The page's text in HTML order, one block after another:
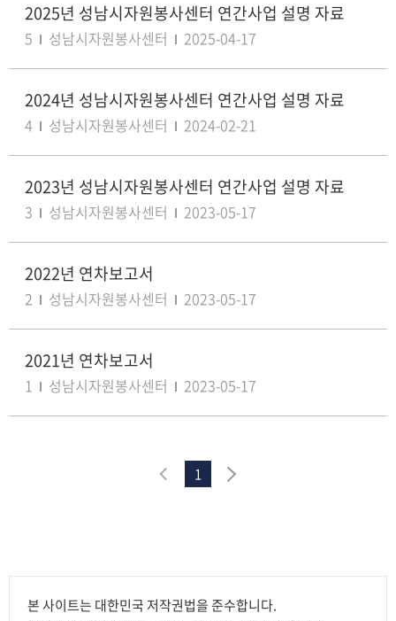
사이트정보
회원관리
오시는길
2025년 성남시자원봉사센터 연간사업 설명 자료
5 성남시자원봉사센터 2025-04-17
2024년 성남시자원봉사센터 연간사업 설명 자료
4 성남시자원봉사센터 2024-02-21
2023년 성남시자원봉사센터 연간사업 설명 자료
3 성남시자원봉사센터 2023-05-17
2022년 연차보고서
2 성남시자원봉사센터 2023-05-17
2021년 연차보고서
1 성남시자원봉사센터 2023-05-17
1
본 사이트는 대한민국 저작권법을 준수합니다.